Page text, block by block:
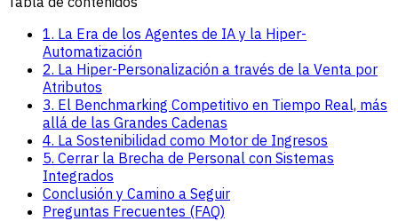
1. La Era de los Agentes de IA y la Hiper-
Automatización
2. La Hiper-Personalización a través de la Venta por
Atributos
3. El Benchmarking Competitivo en Tiempo Real, más
allá de las Grandes Cadenas
4. La Sostenibilidad como Motor de Ingresos
5. Cerrar la Brecha de Personal con Sistemas
Integrados
Conclusión y Camino a Seguir
Preguntas Frecuentes (FAQ)